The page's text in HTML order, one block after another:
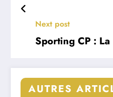
Next post
Sporting CP :
AUTRES